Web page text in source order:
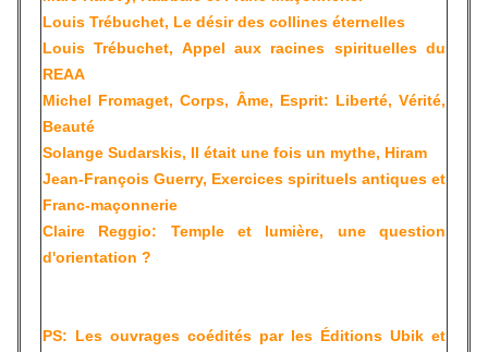
Louis Trébuchet, Le désir des collines éternelles
Louis Trébuchet, Appel aux racines spirituelles du
REAA
Michel Fromaget, Corps, Âme, Esprit: Liberté, Vérité,
Beauté
Solange Sudarskis, Il était une fois un mythe, Hiram
Jean-François Guerry, Exercices spirituels antiques et
Franc-maçonnerie
Claire Reggio: Temple et lumière, une question
d'orientation ?
PS: Les ouvrages coédités par les Éditions Ubik et